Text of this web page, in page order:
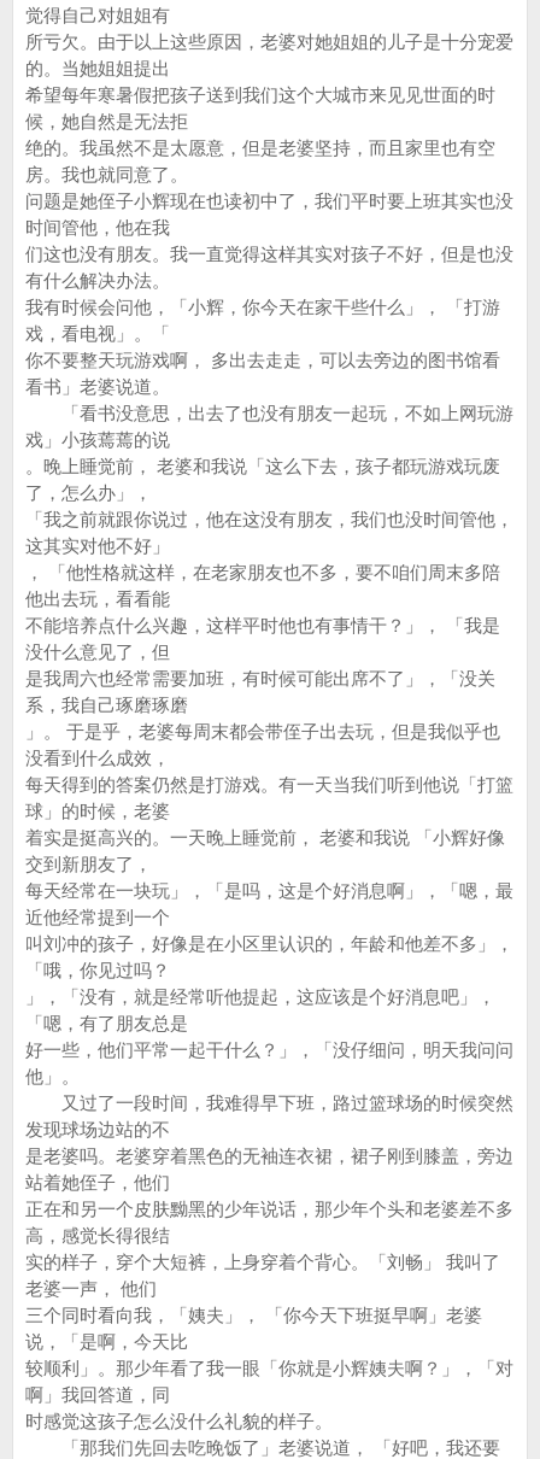
觉得自己对姐姐有
所亏欠。由于以上这些原因，老婆对她姐姐的儿子是十分宠爱
的。当她姐姐提出
希望每年寒暑假把孩子送到我们这个大城市来见见世面的时
候，她自然是无法拒
绝的。我虽然不是太愿意，但是老婆坚持，而且家里也有空
房。我也就同意了。
问题是她侄子小辉现在也读初中了，我们平时要上班其实也没
时间管他，他在我
们这也没有朋友。我一直觉得这样其实对孩子不好，但是也没
有什么解决办法。
我有时候会问他，「小辉，你今天在家干些什么」， 「打游
戏，看电视」。「
你不要整天玩游戏啊， 多出去走走，可以去旁边的图书馆看
看书」老婆说道。
「看书没意思，出去了也没有朋友一起玩，不如上网玩游
戏」小孩蔫蔫的说
。晚上睡觉前， 老婆和我说「这么下去，孩子都玩游戏玩废
了，怎么办」，
「我之前就跟你说过，他在这没有朋友，我们也没时间管他，
这其实对他不好」
， 「他性格就这样，在老家朋友也不多，要不咱们周末多陪
他出去玩，看看能
不能培养点什么兴趣，这样平时他也有事情干？」， 「我是
没什么意见了，但
是我周六也经常需要加班，有时候可能出席不了」，「没关
系，我自己琢磨琢磨
」。 于是乎，老婆每周末都会带侄子出去玩，但是我似乎也
没看到什么成效，
每天得到的答案仍然是打游戏。有一天当我们听到他说「打篮
球」的时候，老婆
着实是挺高兴的。一天晚上睡觉前， 老婆和我说 「小辉好像
交到新朋友了，
每天经常在一块玩」，「是吗，这是个好消息啊」，「嗯，最
近他经常提到一个
叫刘冲的孩子，好像是在小区里认识的，年龄和他差不多」，
「哦，你见过吗？
」，「没有，就是经常听他提起，这应该是个好消息吧」，
「嗯，有了朋友总是
好一些，他们平常一起干什么？」，「没仔细问，明天我问问
他」。
又过了一段时间，我难得早下班，路过篮球场的时候突然
发现球场边站的不
是老婆吗。老婆穿着黑色的无袖连衣裙，裙子刚到膝盖，旁边
站着她侄子，他们
正在和另一个皮肤黝黑的少年说话，那少年个头和老婆差不多
高，感觉长得很结
实的样子，穿个大短裤，上身穿着个背心。「刘畅」 我叫了
老婆一声， 他们
三个同时看向我，「姨夫」， 「你今天下班挺早啊」老婆
说，「是啊，今天比
较顺利」。那少年看了我一眼「你就是小辉姨夫啊？」，「对
啊」我回答道，同
时感觉这孩子怎么没什么礼貌的样子。
「那我们先回去吃晚饭了」老婆说道， 「好吧，我还要